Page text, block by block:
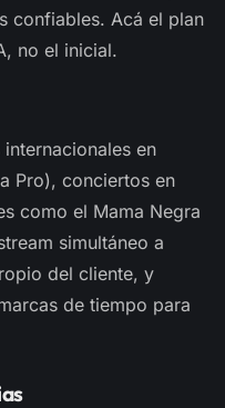
confiables. Acá el plan
no el inicial.
en
Pro), conciertos en
como el Mama Negra
simultáneo a
del cliente, y
de tiempo para